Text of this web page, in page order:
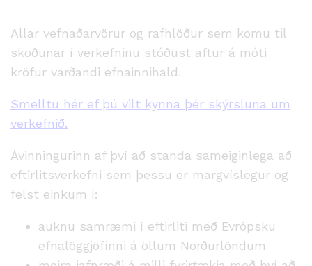
Allar vefnaðarvörur og rafhlöður sem komu til
skoðunar í verkefninu stóðust aftur á móti
kröfur varðandi efnainnihald.
Smelltu hér ef þú vilt kynna þér skýrsluna um
verkefnið.
Ávinningurinn af því að standa sameiginlega að
eftirlitsverkefni sem þessu er margvíslegur og
felst einkum í:
auknu samræmi í eftirliti með Evrópsku
efnalöggjöfinni á öllum Norðurlöndum